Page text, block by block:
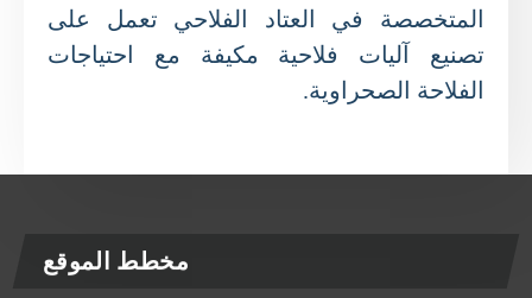
المتخصصة في العتاد الفلاحي تعمل على
تصنيع آليات فلاحية مكيفة مع احتياجات
الفلاحة الصحراوية.
مخطط الموقع